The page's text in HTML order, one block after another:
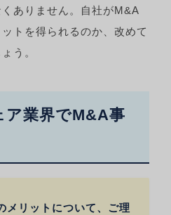
ありません。自社がM&A
トを得られるのか、改めて
う。
ア業界でM&A事
メリットについて、ご理